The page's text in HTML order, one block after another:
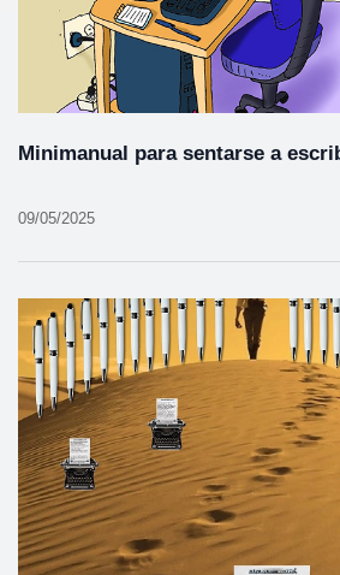
Minimanual para sentarse a
09/05/2025